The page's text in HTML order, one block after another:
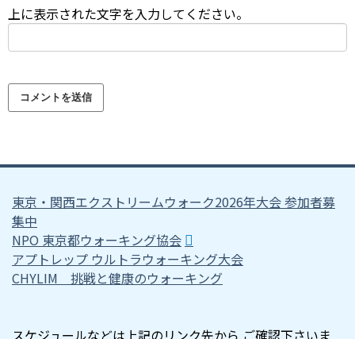
上に表示された文字を入力してください。
東京・関西エクストリームウォーク2026年大会 参加者募
集中
NPO 東京都ウォーキング協会
アプトレップ ウルトラウォーキング大会
CHYLIM 挑戦と健康のウォーキング
スケジュールなどは上記のリンク先から ご確認下さいま